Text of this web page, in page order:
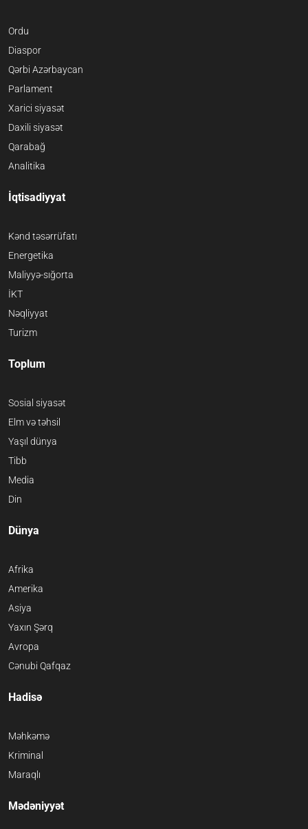
Ordu
Diaspor
Qərbi Azərbaycan
Parlament
Xarici siyasət
Daxili siyasət
Qarabağ
Analitika
İqtisadiyyat
Kənd təsərrüfatı
Energetika
Maliyyə-sığorta
İKT
Nəqliyyat
Turizm
Toplum
Sosial siyasət
Elm və təhsil
Yaşıl dünya
Tibb
Media
Din
Dünya
Afrika
Amerika
Asiya
Yaxın Şərq
Avropa
Cənubi Qafqaz
Hadisə
Məhkəmə
Kriminal
Maraqlı
Mədəniyyət